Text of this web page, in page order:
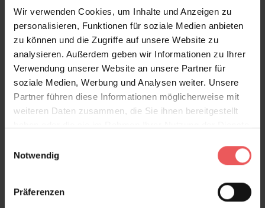
Wir verwenden Cookies, um Inhalte und Anzeigen zu
personalisieren, Funktionen für soziale Medien anbieten
zu können und die Zugriffe auf unsere Website zu
analysieren. Außerdem geben wir Informationen zu Ihrer
Verwendung unserer Website an unsere Partner für
soziale Medien, Werbung und Analysen weiter. Unsere
Partner führen diese Informationen möglicherweise mit
weiteren Daten zusammen, die Sie ihnen bereitgestellt
Notwendig
Präferenzen
80,00 €